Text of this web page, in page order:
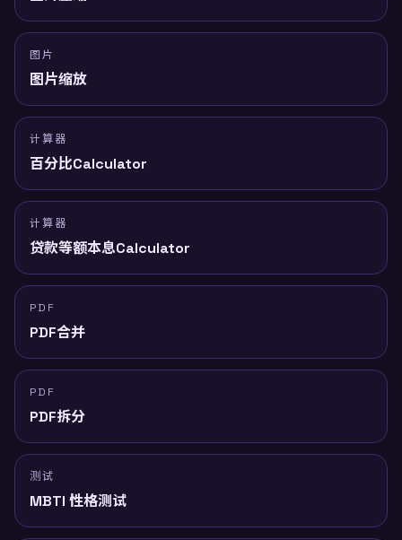
图片
图片缩放
计算器
百分比Calculator
计算器
贷款等额本息Calculator
PDF
PDF合并
PDF
PDF拆分
测试
MBTI 性格测试